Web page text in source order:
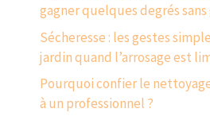
gagner quelques degrés
Sécheresse : les gestes
jardin quand l’arrosage est
Pourquoi confier le
à un professionnel ?